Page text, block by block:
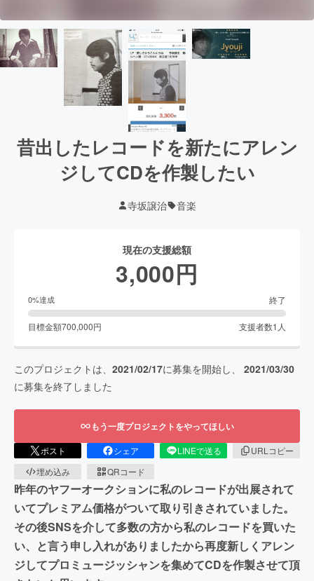
昔出したレコードを新たにアレン
ジしてCDを作製したい
寺坂譲治 音楽
現在の支援総額
3,000円
0%達成 終了
目標金額700,000円 支援者数1 人
このプロジェクトは、 2021/02/17に募集を開始し、 2021/03/30
に募集を終了しました
もう一度プロジェクトをやってほしい
ポスト シェア LINEで送る
URLコピー
埋め込み
QRコード
昨年のヤフーオークションに私のレコードが出展されて
いてプレミアム価格がついて取り引きされていました。
その後SNSを介して多数の方から私のレコードを買いた
い、と言う申し入れがありましたから再度新しくアレン
ジしてプロミュージッシャンを集めてCDを作製させて頂